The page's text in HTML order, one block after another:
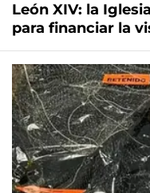
León XIV: la
para financiar la